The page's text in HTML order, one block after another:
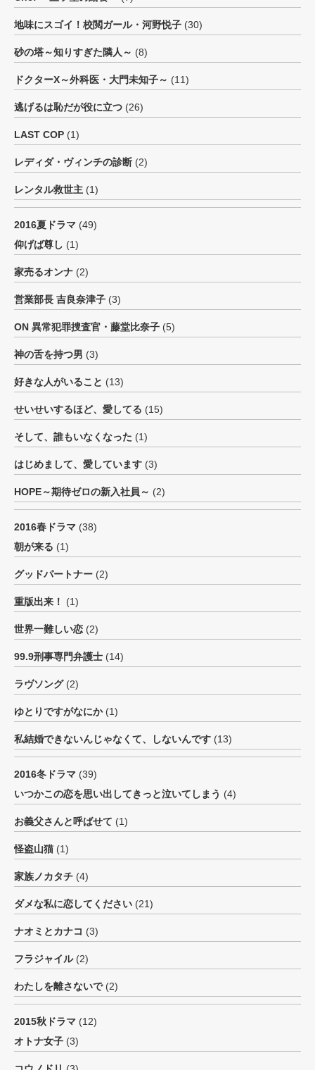
地味にスゴイ！校閲ガール・河野悦子 (30)
砂の塔～知りすぎた隣人～ (8)
ドクターX～外科医・大門未知子～ (11)
逃げるは恥だが役に立つ (26)
LAST COP (1)
レディダ・ヴィンチの診断 (2)
レンタル救世主 (1)
2016夏ドラマ (49)
仰げば尊し (1)
家売るオンナ (2)
営業部長 吉良奈津子 (3)
ON 異常犯罪捜査官・藤堂比奈子 (5)
神の舌を持つ男 (3)
好きな人がいること (13)
せいせいするほど、愛してる (15)
そして、誰もいなくなった (1)
はじめまして、愛しています (3)
HOPE～期待ゼロの新入社員～ (2)
2016春ドラマ (38)
朝が来る (1)
グッドパートナー (2)
重版出来！ (1)
世界一難しい恋 (2)
99.9刑事専門弁護士 (14)
ラヴソング(2)
ゆとりですがなにか(1)
私結婚できないんじゃなくて、しないんです (13)
2016冬ドラマ (39)
いつかこの恋を思い出してきっと泣いてしまう (4)
お義父さんと呼ばせて (1)
怪盗山猫 (1)
家族ノカタチ (4)
ダメな私に恋してください (21)
ナオミとカナコ (3)
フラジャイル(2)
わたしを離さないで(2)
2015秋ドラマ (12)
オトナ女子 (3)